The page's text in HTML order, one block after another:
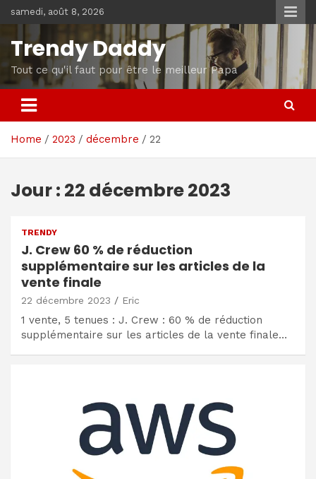
to
content
samedi, août 8, 2026
Trendy Daddy
Tout ce qu'il faut pour être le meilleur Papa
Home 2023 décembre 22
Jour : 22 décembre 2023
TRENDY
J. Crew 60 % de réduction
supplémentaire sur les articles de la
vente finale
22 décembre 2023 Eric
1 vente, 5 tenues : J. Crew : 60 % de réduction
supplémentaire sur les articles de la vente finale…